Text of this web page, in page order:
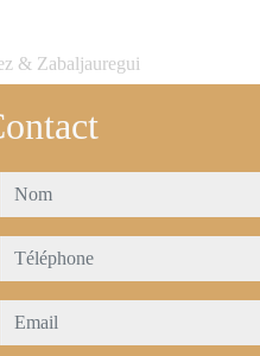
& Zabaljauregui
nom
téléphone
email